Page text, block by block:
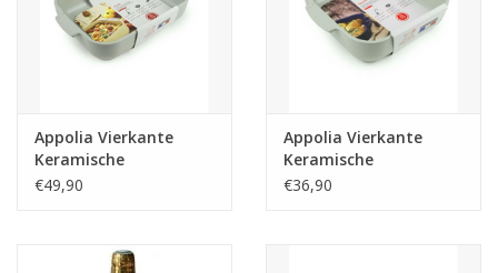
Appolia Vierkante
Keramische
Ovenschaal Saliegroen
€49,90
Appolia Vierkante
Keramische
Ovenschaal Saliegroen
€36,90